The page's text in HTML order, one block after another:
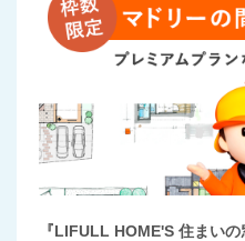
『LIFULL HOME'S 住まい